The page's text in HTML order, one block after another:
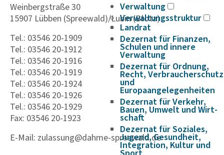
Verwaltung
Verwaltungsstruktur
Landrat
Dezernat für Finanzen,
Schulen und innere
Verwaltung
Dezernat für Ordnung,
Recht, Verbraucherschutz
und
Europaangelegenheiten
Dezernat für Verkehr,
Bauen, Umwelt und Wirt­
schaft
Dezernat für Soziales,
Jugend, Gesundheit,
Integration, Kultur und
Weinbergstraße 30
15907 Lübben (Spreewald)/Lubin (Błota)
Tel.: 03546 20-1909
Tel.: 03546 20-1912
Tel.: 03546 20-1916
Tel.: 03546 20-1919
Tel.: 03546 20-1924
Tel.: 03546 20-1926
Tel.: 03546 20-1929
Fax: 03546 20-1923
E-Mail: zulassung@dahme-spreewald.de